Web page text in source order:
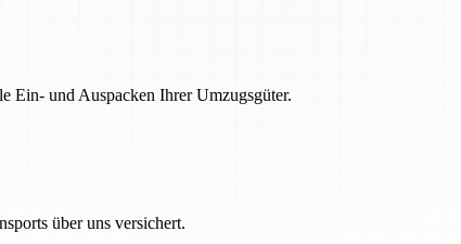
Ein- und Auspacken Ihrer Umzugsgüter.
über uns versichert.